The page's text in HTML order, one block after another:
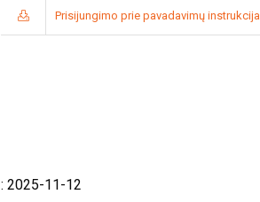
Prisijungimo prie pavadavimų instrukcija
: 2025-11-12